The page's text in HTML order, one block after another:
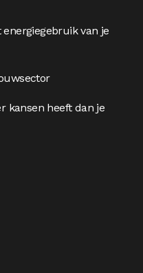
van je
kansen heeft dan je